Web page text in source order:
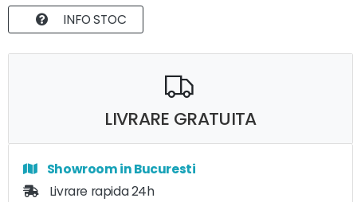
INFO STOC
LIVRARE GRATUITA
Showroom in Bucuresti
Livrare rapida 24h